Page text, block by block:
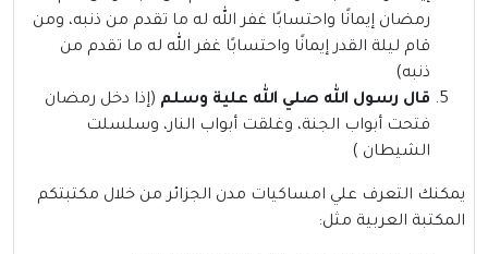
رمضان إيمانًا واحتسابًا غفر الله له ما تقدم من ذنبه، ومن
قام ليلة القدر إيمانًا واحتسابًا غفر الله له ما تقدم من
ذنبه)
قال رسول الله صلي الله علية وسلم (إذا دخل رمضان
فتحت أبواب الجنة، وغلقت أبواب النار، وسلسلت
الشيطان )
يمكنك التعرف علي امساكيات مدن الجزائر من خلال مكتبتكم
المكتبة العربية مثل: